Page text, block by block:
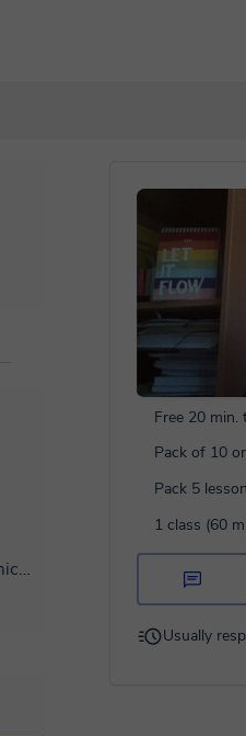
Free 20 min.
Pack of 10
Pack 5
1 class (60
Usually